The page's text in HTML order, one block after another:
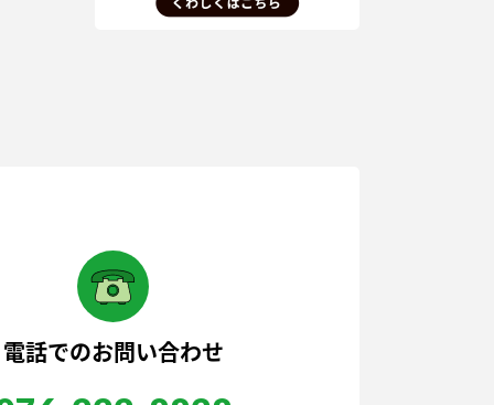
電話でのお問い合わせ